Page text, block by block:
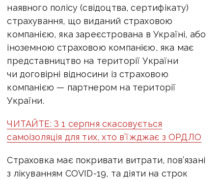
наявного полісу (свідоцтва, сертифікату)
страхування, що виданий страховою
компанією, яка зареєстрована в Україні, або
іноземною страховою компанією, яка має
представництво на території України
чи договірні відносини із страховою
компанією — партнером на території
України.
ЧИТАЙТЕ: З 1 серпня скасовується
самоізоляція для тих, хто в’їжджає з ОРДЛО
Страховка має покривати витрати, пов’язані
з лікуванням COVID-19, та діяти на строк